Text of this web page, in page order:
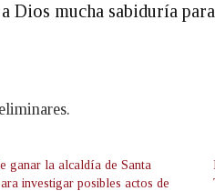
Dios mucha sabiduría
ganar la alcaldía de Santa
investigar posibles actos de